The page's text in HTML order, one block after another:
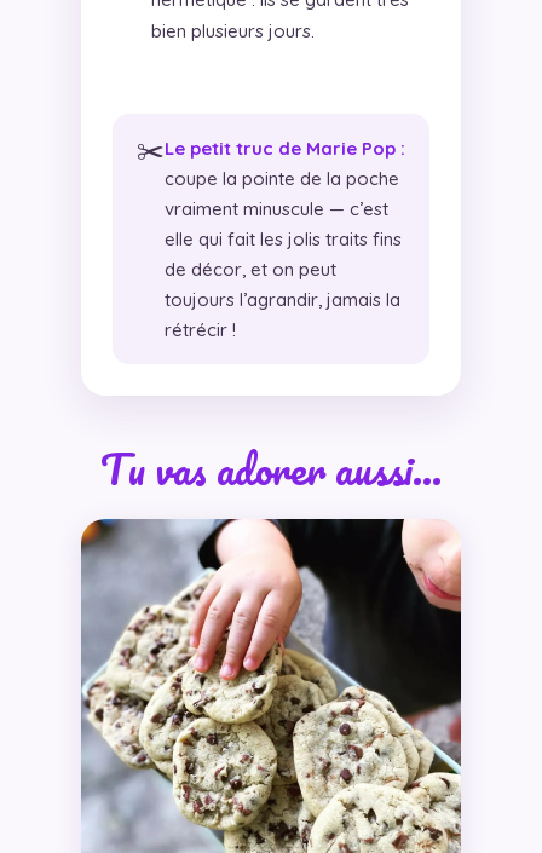
bien plusieurs jours.
✂️Le petit truc de Marie Pop :
coupe la pointe de la poche
vraiment minuscule — c’est
elle qui fait les jolis traits fins
de décor, et on peut
toujours l’agrandir, jamais la
rétrécir !
Tu vas adorer aussi…